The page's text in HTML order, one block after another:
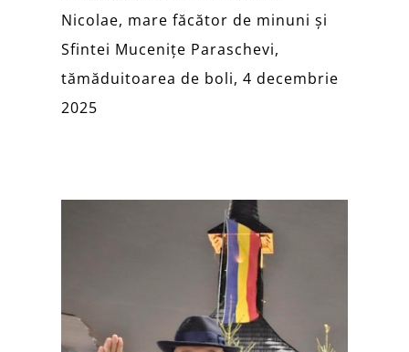
Nicolae, mare făcător de minuni și
Sfintei Mucenițe Paraschevi,
tămăduitoarea de boli, 4 decembrie
2025